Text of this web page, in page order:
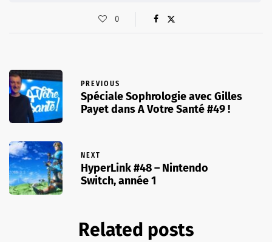
0
PREVIOUS
Spéciale Sophrologie avec Gilles
Payet dans A Votre Santé #49 !
NEXT
HyperLink #48 – Nintendo
Switch, année 1
Related posts